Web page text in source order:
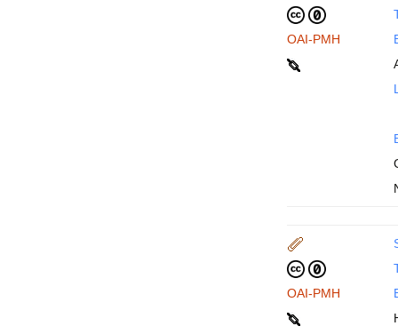
OAI-PMH
OAI-PMH